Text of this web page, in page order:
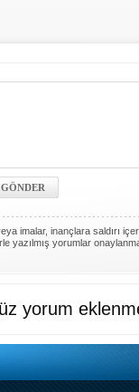
imalar, inançlara saldırı
yazılmış yorumlar
yorum